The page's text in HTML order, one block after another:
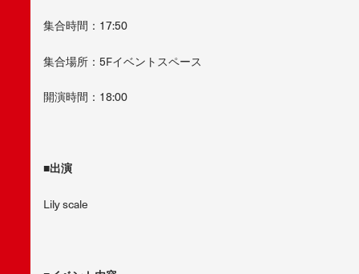
集合時間：17:50
集合場所：5Fイベントスペース
開演時間：18:00
■出演
Lily scale